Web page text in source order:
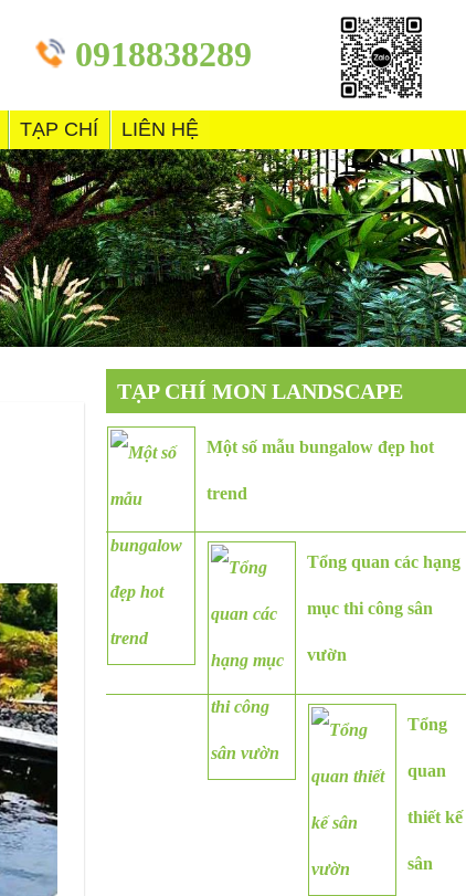
0918838289
TẠP CHÍ LIÊN HỆ
TẠP CHÍ MON LANDSCAPE
Một số mẫu bungalow đẹp hot
trend
Tổng quan các hạng
mục thi công sân
vườn
Tổng
quan
thiết kế
sân